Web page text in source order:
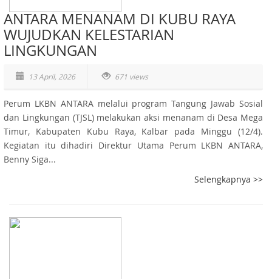
ANTARA MENANAM DI KUBU RAYA
WUJUDKAN KELESTARIAN
LINGKUNGAN
13 April, 2026 671 views
Perum LKBN ANTARA melalui program Tangung Jawab Sosial
dan Lingkungan (TJSL) melakukan aksi menanam di Desa Mega
Timur, Kabupaten Kubu Raya, Kalbar pada Minggu (12/4).
Kegiatan itu dihadiri Direktur Utama Perum LKBN ANTARA,
Benny Siga...
Selengkapnya >>